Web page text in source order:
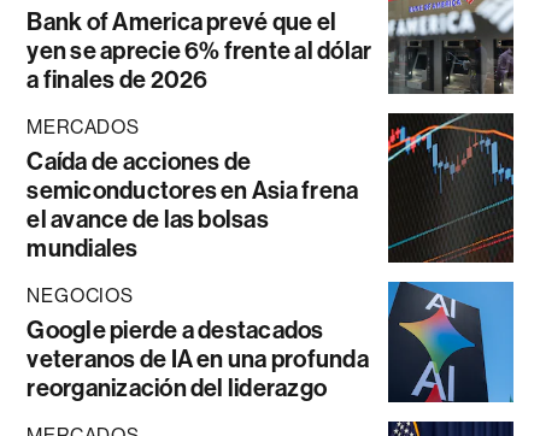
Bank of America prevé que el
yen se aprecie 6% frente al dólar
a finales de 2026
MERCADOS
Caída de acciones de
semiconductores en Asia frena
el avance de las bolsas
mundiales
NEGOCIOS
Google pierde a destacados
veteranos de IA en una profunda
reorganización del liderazgo